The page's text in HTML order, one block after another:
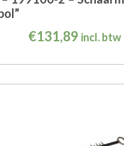
€131,89 incl. btw